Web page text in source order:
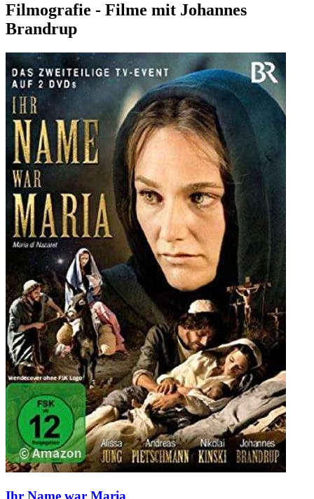
Filmografie - Filme mit Johannes
Brandrup
Ihr Name war Maria